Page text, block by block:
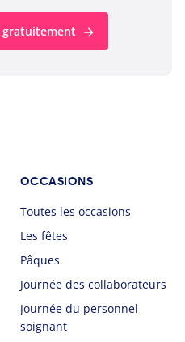
gratuitement
OCCASIONS
Toutes les occasions
Les fêtes
Pâques
Journée des collaborateurs
Journée du personnel
soignant